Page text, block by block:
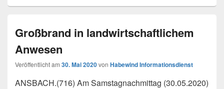
Großbrand in landwirtschaftlichem
Anwesen
Veröffentlicht am 30. Mai 2020von Habewind Informationsdienst
ANSBACH.(716) Am Samstagnachmittag (30.05.2020)